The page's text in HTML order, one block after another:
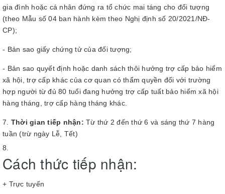
gia đình hoặc cá nhân đứng ra tổ chức mai táng cho đối tượng
(theo Mẫu số 04 ban hành kèm theo Nghị định số 20/2021/NĐ-
CP);
- Bản sao giấy chứng tử của đối tượng;
- Bản sao quyết định hoặc danh sách thôi hưởng trợ cấp bảo hiểm
xã hội, trợ cấp khác của cơ quan có thẩm quyền đối với trường
hợp người từ đủ 80 tuổi đang hưởng trợ cấp tuất bảo hiểm xã hội
hàng tháng, trợ cấp hàng tháng khác.
Thời gian tiếp nhận: Từ thứ 2 đến thứ 6 và sáng thứ 7 hàng
tuần (trừ ngày Lễ, Tết)
Cách thức tiếp nhận:
+ Trực tuyến